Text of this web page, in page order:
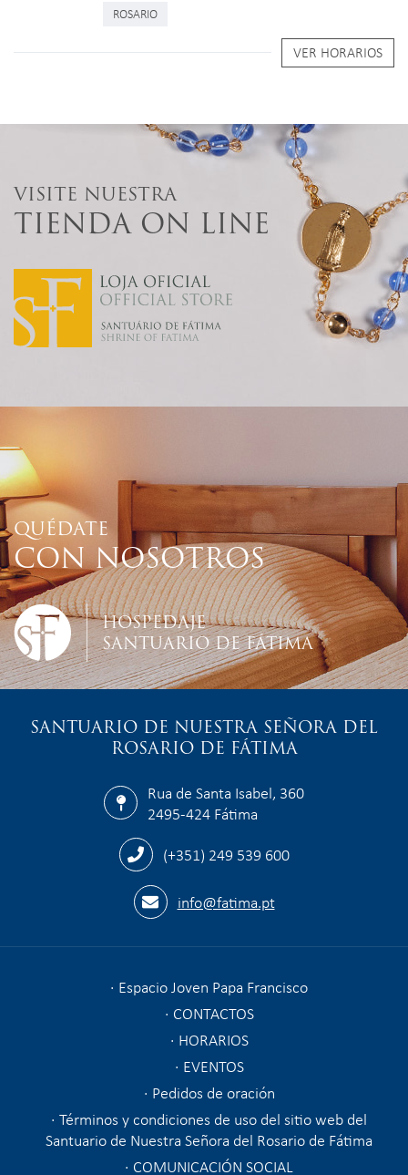
ROSARIO
VER HORARIOS
VISITE NUESTRA
TIENDA ON LINE
QUÉDATE
CON NOSOTROS
HOSPEDAJE
SANTUARIO DE FÁTIMA
SANTUARIO DE NUESTRA SEÑORA DEL
ROSARIO DE FÁTIMA
Rua de Santa Isabel, 360
2495-424 Fátima
(+351) 249 539 600
info@fatima.pt
Espacio Joven Papa Francisco
CONTACTOS
HORARIOS
EVENTOS
Pedidos de oración
Términos y condiciones de uso del sitio web del
Santuario de Nuestra Señora del Rosario de Fátima
COMUNICACIÓN SOCIAL